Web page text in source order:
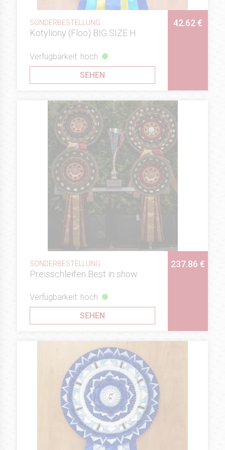
SONDERBESTELLUNG
Kotyliony (Floo) BIG SIZE H
42.62 €
Verfügbarkeit: hoch
SEHEN
SONDERBESTELLUNG
Preisschleifen Best in show
237.86 €
Verfügbarkeit: hoch
SEHEN